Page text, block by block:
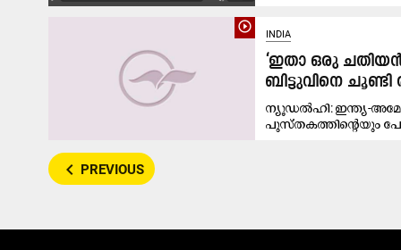
play_circle_outline
INDIA
‘ഇതാ ഒരു
ബിട്ടുവിനെ
ന്യൂഡൽഹി: ഇന്ത്യ-
പുസ്തകത്തി​ന്റെയും
navigate_before PREVIOUS